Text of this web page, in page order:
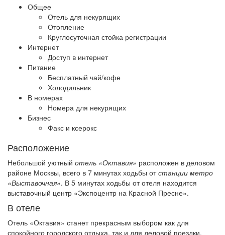
Общее
Отель для некурящих
Отопление
Круглосуточная стойка регистрации
Интернет
Доступ в интернет
Питание
Бесплатный чай/кофе
Холодильник
В номерах
Номера для некурящих
Бизнес
Факс и ксерокс
Расположение
Небольшой уютный отель «Октавия» расположен в деловом
районе Москвы, всего в 7 минутах ходьбы отстанции метро
«Выставочная». В 5 минутах ходьбы от отеля находится
выставочный центр «Экспоцентр на Красной Пресне».
В отеле
Отель «Октавия» станет прекрасным выбором как для
спокойного городского отдыха, так и для деловой поездки,